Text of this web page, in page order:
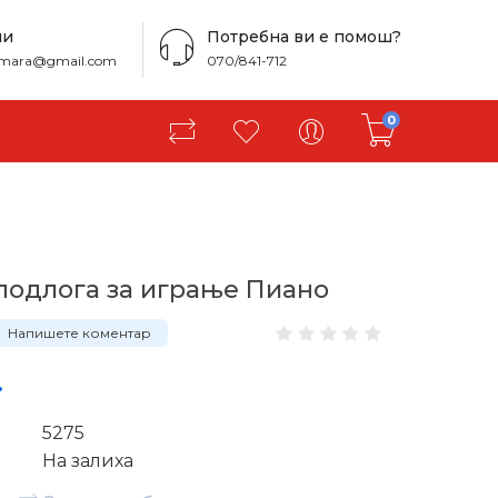
Потребна ви е помош?
070/841-712
0
за играње Пиано
Напишете коментар
5275
На залиха